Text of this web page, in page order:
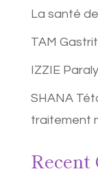
La santé
TAM
IZZIE
SHANA
traitement
Recent